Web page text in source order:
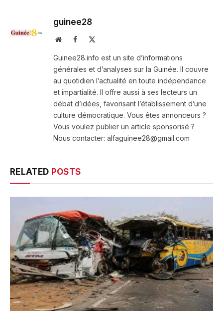
guinee28
WebsiteFacebook
Guinee28.info est un site d’informations
générales et d’analyses sur la Guinée. Il couvre
au quotidien l’actualité en toute indépendance
et impartialité. Il offre aussi à ses lecteurs un
débat d’idées, favorisant l’établissement d’une
culture démocratique. Vous êtes annonceurs ?
Vous voulez publier un article sponsorisé ?
Nous contacter: alfaguinee28@gmail.com
RELATED POSTS